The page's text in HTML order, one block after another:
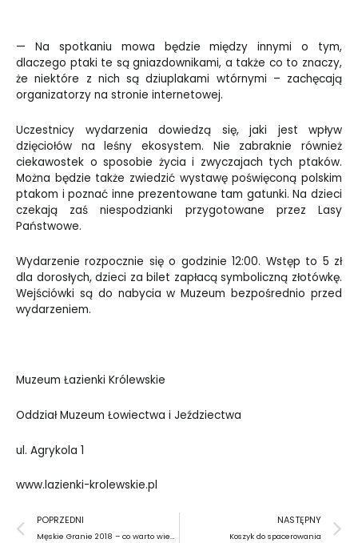
— Na spotkaniu mowa będzie między innymi o tym,
dlaczego ptaki te są gniazdownikami, a także co to znaczy,
że niektóre z nich są dziuplakami wtórnymi – zachęcają
organizatorzy na stronie internetowej.
Uczestnicy wydarzenia dowiedzą się, jaki jest wpływ
dzięciołów na leśny ekosystem. Nie zabraknie również
ciekawostek o sposobie życia i zwyczajach tych ptaków.
Można będzie także zwiedzić wystawę poświęconą polskim
ptakom i poznać inne prezentowane tam gatunki. Na dzieci
czekają zaś niespodzianki przygotowane przez Lasy
Państwowe.
Wydarzenie rozpocznie się o godzinie 12:00. Wstęp to 5 zł
dla dorosłych, dzieci za bilet zapłacą symboliczną złotówkę.
Wejściówki są do nabycia w Muzeum bezpośrednio przed
wydarzeniem.
Muzeum Łazienki Królewskie
Oddział Muzeum Łowiectwa i Jeździectwa
ul. Agrykola 1
www.lazienki-krolewskie.pl
Prev
POPRZEDNI
Męskie Granie 2018 – co warto wiedzieć przed koncertem w Warszawie
NASTĘPNY
Koszyk do spacerowania